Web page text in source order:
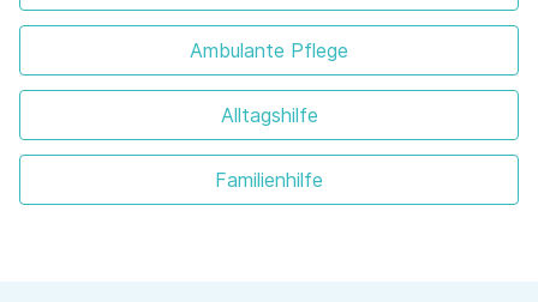
Ambulante Pflege
Alltagshilfe
Familienhilfe